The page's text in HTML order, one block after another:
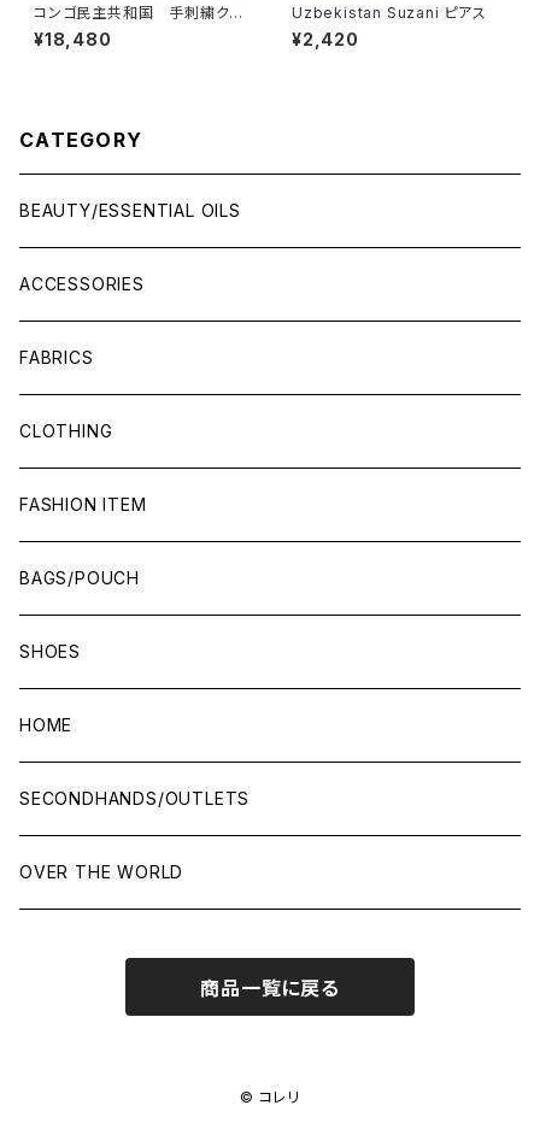
コンゴ民主共和国 手刺繍クバ
クロス ショルダーバッグ 大
¥18,480
Uzbekistan Suzani ピアス
¥2,420
CATEGORY
BEAUTY/ESSENTIAL OILS
ACCESSORIES
FABRICS
CLOTHING
FASHION ITEM
BAGS/POUCH
SHOES
HOME
SECONDHANDS/OUTLETS
OVER THE WORLD
商品一覧に戻る
© コレリ